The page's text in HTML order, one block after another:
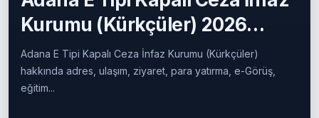
Kurumu (Kürkçüler) 2026
Rehberi
Adana E Tipi Kapalı Ceza İnfaz Kurumu (Kürkçüler)
hakkında adres, ulaşım, ziyaret, para yatırma, e-Görüş,
eğitim...